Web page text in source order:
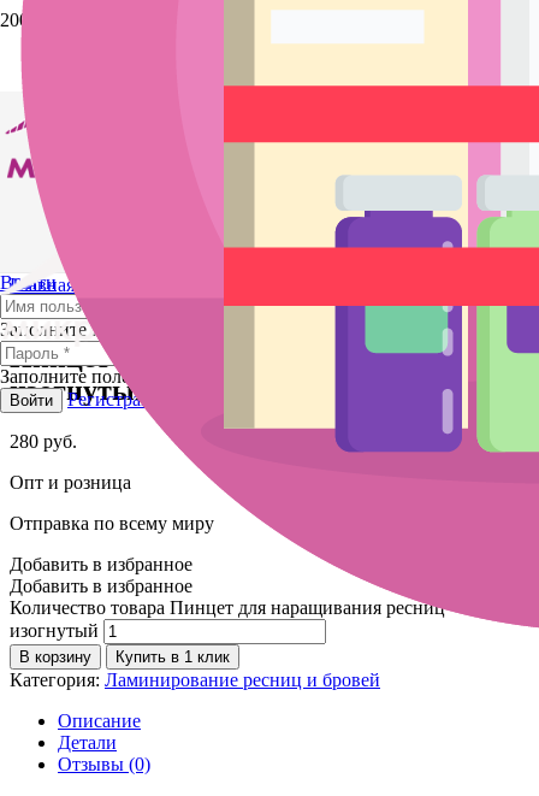
Выйти
Заполните поле
Заполните поле
Войти Регистрация
Главная
для наращивания ресниц изогнутый
Пинцет для наращивания ресниц
изогнутый
280 руб.
Опт и розница
Отправка по всему миру
Добавить в избранное
Добавить в избранное
Количество товара Пинцет для наращивания ресниц
изогнутый
В корзину Купить в 1 клик
Категория: Ламинирование ресниц и бровей
Описание
Детали
Отзывы (0)